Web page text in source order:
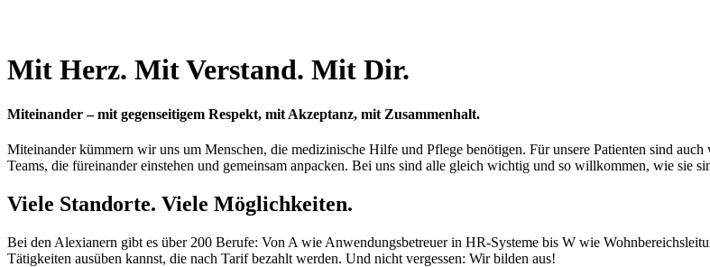
Mit Herz. Mit Verstand. Mit Dir.
Miteinander – mit gegenseitigem Respekt, mit Akzeptanz, mit Zusammenhalt.
Miteinander kümmern wir uns um Menschen, die medizinische Hilfe und Pflege benötigen. Für unsere Patienten sind
Teams, die füreinander einstehen und gemeinsam anpacken. Bei uns sind alle gleich wichtig und so willkommen, wie sie
Viele Standorte. Viele Möglichkeiten.
Bei den Alexianern gibt es über 200 Berufe: Von A wie Anwendungsbetreuer in HR-Systeme bis W wie
Tätigkeiten ausüben kannst, die nach Tarif bezahlt werden. Und nicht vergessen: Wir bilden aus!